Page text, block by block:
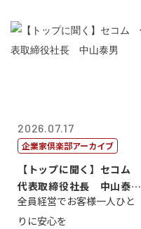
2026.07.17
企業家倶楽部アーカイブ
【トップに聞く】セコム
代表取締役社長 中山泰
男
全員経営でお客様一人ひと
りに安心を